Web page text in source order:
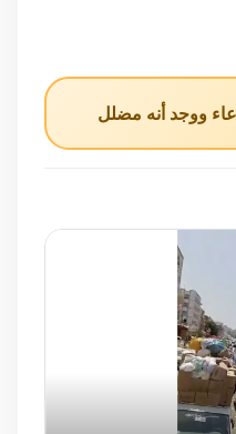
ووجد أنه مضلل